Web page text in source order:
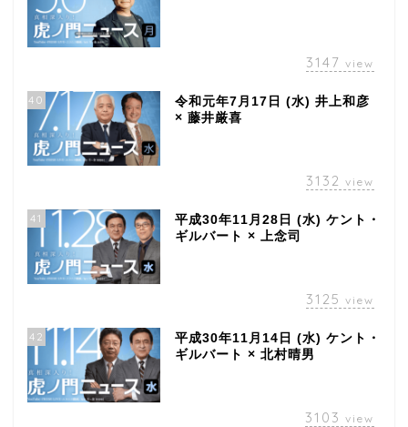
3147 view
40
令和元年7月17日 (水) 井上和彦
× 藤井厳喜
3132 view
41
平成30年11月28日 (水) ケント・
ギルバート × 上念司
3125 view
42
平成30年11月14日 (水) ケント・
ギルバート × 北村晴男
3103 view